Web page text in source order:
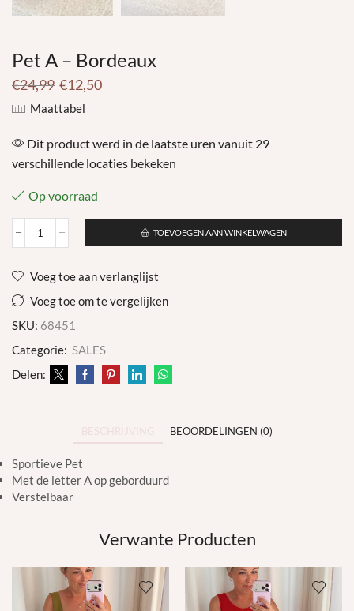
Pet A – Bordeaux
€24,99 €12,50
Maattabel
Dit product werd in de laatste uren vanuit 29
verschillende locaties bekeken
Op voorraad
Pet
Bordeaux
aantal
TOEVOEGEN AAN WINKELWAGEN
Voeg toe aan verlanglijst
Voeg toe om te vergelijken
SKU: 68451
Categorie: SALES
Delen:
BEOORDELINGEN (0)
Sportieve Pet
Met de letter A op geborduurd
Verstelbaar
Verwante Producten